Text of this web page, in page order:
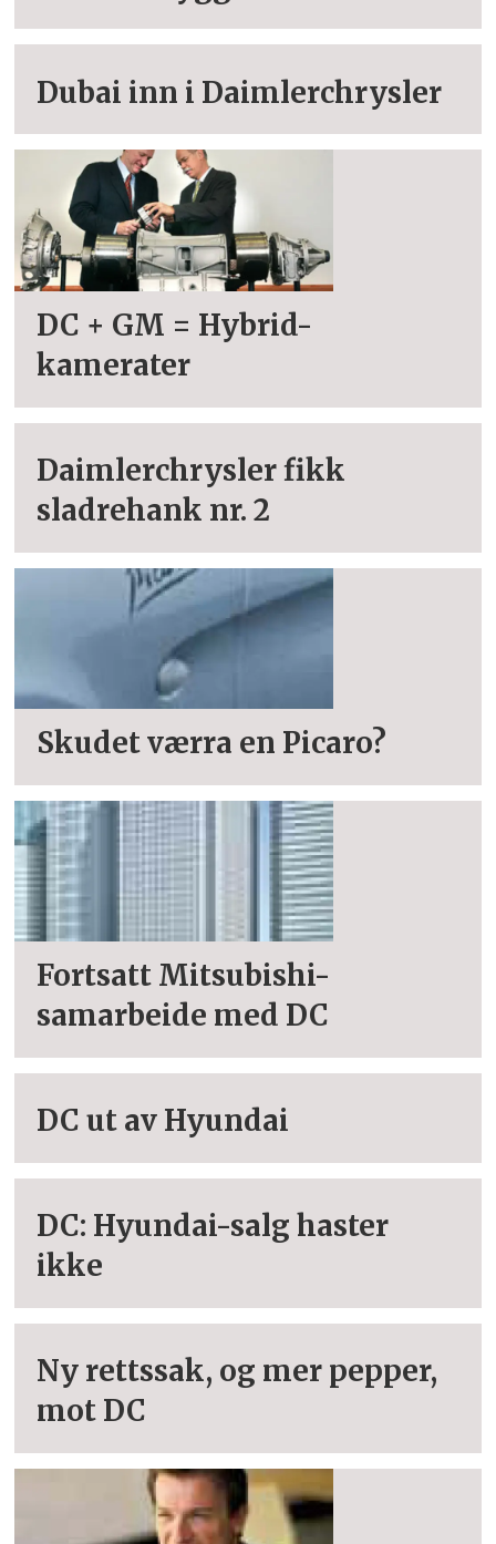
Dubai inn i Daimlerchrysler
DC + GM = Hybrid-
kamerater
Daimlerchrysler fikk
sladrehank nr. 2
Skudet værra en Picaro?
Fortsatt Mitsubishi-
samarbeide med DC
DC ut av Hyundai
DC: Hyundai-salg haster
ikke
Ny rettssak, og mer pepper,
mot DC